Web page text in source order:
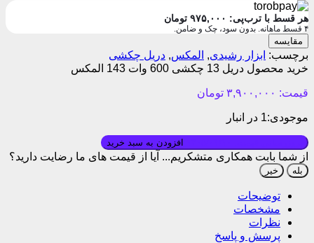
هر قسط با ترب‌پی: ۹۷۵,۰۰۰ تومان
۴ قسط ماهانه. بدون سود، چک و ضامن.
مقایسه
برچسب: ابزار رشیدی, المکس, دریل چکشی
خرید محصول دریل 13 چکشی 600 وات 143 المکس
قیمت: ۳,۹۰۰,۰۰۰ تومان
موجودی:1 در انبار
از شما بابت همکاری متشکریم... آیا از قیمت های ما رضایت دارید؟
بله خیر
توضیحات
مشخصات
نظرات
پرسش و پاسخ